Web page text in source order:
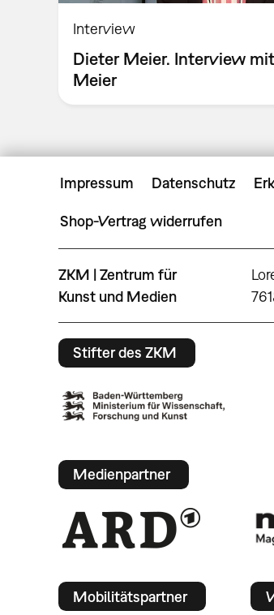
Interview
Dieter Meier. Interview
Meier
Impressum Datenschutz
Shop-Vertrag widerrufen
ZKM | Zentrum für
Kunst und Medien
Stifter des ZKM
Medienpartner
Mobilitätspartner